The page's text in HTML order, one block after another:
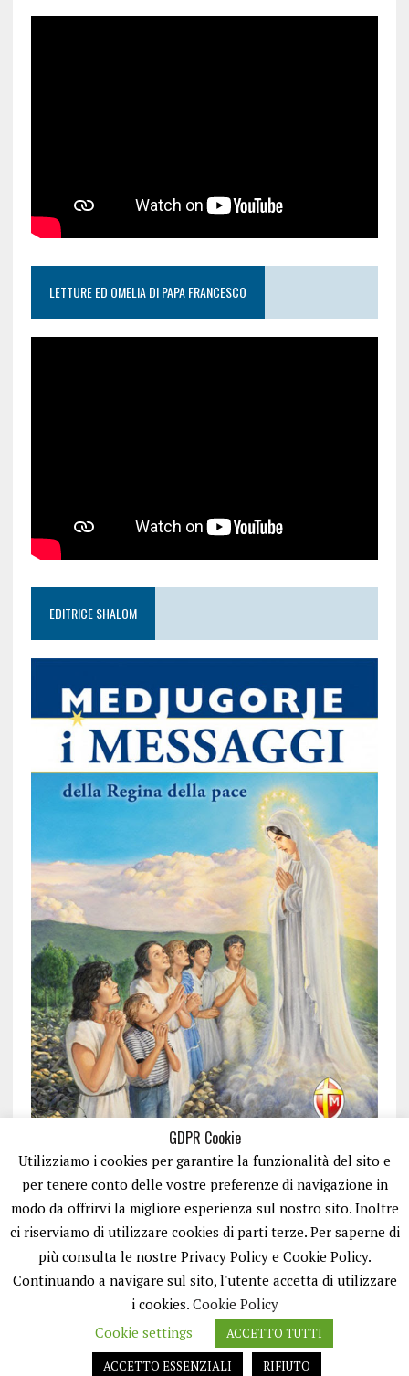
LETTURE ED OMELIA DI PAPA FRANCESCO
EDITRICE SHALOM
ISCRIVITI
GDPR Cookie
Utilizziamo i cookies per garantire la funzionalità del sito e
per tenere conto delle vostre preferenze di navigazione in
modo da offrirvi la migliore esperienza sul nostro sito. Inoltre
ci riserviamo di utilizzare cookies di parti terze. Per saperne di
più consulta le nostre Privacy Policy e Cookie Policy.
Continuando a navigare sul sito, l'utente accetta di utilizzare
i cookies. Cookie Policy
Cookie settings
ACCETTO TUTTI
ACCETTO ESSENZIALI
RIFIUTO